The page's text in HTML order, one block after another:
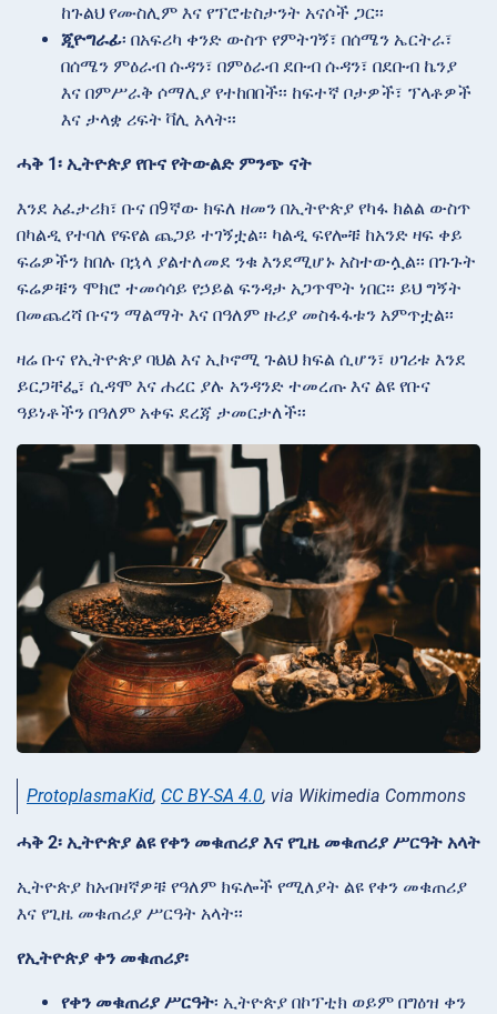
ከጉልህ የሙስሊም እና የፕሮቴስታንት አናሶች ጋር፡፡
ጂዮግራፊ፡ በአፍሪካ ቀንድ ውስጥ የምትገኝ፣ በሰሜን ኤርትራ፣
በሰሜን ምዕራብ ሱዳን፣ በምዕራብ ደቡብ ሱዳን፣ በደቡብ ኬንያ
እና በምሥራቅ ሶማሊያ የተከበበች፡፡ ከፍተኛ ቦታዎች፣ ፕላቶዎች
እና ታላቋ ሪፍት ቫሊ አላት፡፡
ሓቅ 1፡ ኢትዮጵያ የቡና የትውልድ ምንጭ ናት
እንደ አፈታሪክ፣ ቡና በ9ኛው ክፍለ ዘመን በኢትዮጵያ የካፋ ክልል ውስጥ
በካልዲ የተባለ የፍየል ጨጋይ ተገኝቷል፡፡ ካልዲ ፍየሎቹ ከአንድ ዛፍ ቀይ
ፍሬዎችን ከበሉ በኋላ ያልተለመደ ንቁ እንደሚሆኑ አስተውሏል፡፡ በጉጉት
ፍሬዎቹን ሞክሮ ተመሳሳይ የኃይል ፍንዳታ አጋጥሞት ነበር፡፡ ይህ ግኝት
በመጨረሻ ቡናን ማልማት እና በዓለም ዙሪያ መስፋፋቱን አምጥቷል፡፡
ዛሬ ቡና የኢትዮጵያ ባህል እና ኢኮኖሚ ጉልህ ክፍል ሲሆን፣ ሀገሪቱ እንደ
ይርጋቸፌ፣ ሲዳሞ እና ሐረር ያሉ አንዳንድ ተመረጡ እና ልዩ የቡና
ዓይነቶችን በዓለም አቀፍ ደረጃ ታመርታለች፡፡
ProtoplasmaKid, CC BY-SA 4.0, via Wikimedia Commons
ሓቅ 2፡ ኢትዮጵያ ልዩ የቀን መቁጠሪያ እና የጊዜ መቁጠሪያ ሥርዓት አላት
ኢትዮጵያ ከአብዛኛዎቹ የዓለም ክፍሎች የሚለያት ልዩ የቀን መቁጠሪያ
እና የጊዜ መቁጠሪያ ሥርዓት አላት፡፡
የኢትዮጵያ ቀን መቁጠሪያ፡
የቀን መቁጠሪያ ሥርዓት፡ ኢትዮጵያ በኮፕቲክ ወይም በግዕዝ ቀን